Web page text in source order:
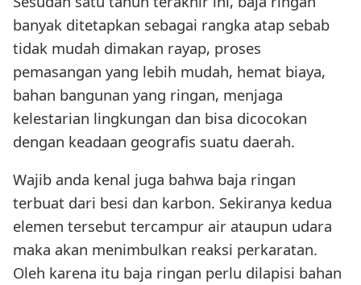
banyak ditetapkan sebagai rangka atap sebab
tidak mudah dimakan rayap, proses
pemasangan yang lebih mudah, hemat biaya,
bahan bangunan yang ringan, menjaga
kelestarian lingkungan dan bisa dicocokan
dengan keadaan geografis suatu daerah.
Wajib anda kenal juga bahwa baja ringan
terbuat dari besi dan karbon. Sekiranya kedua
elemen tersebut tercampur air ataupun udara
maka akan menimbulkan reaksi perkaratan.
Oleh karena itu baja ringan perlu dilapisi bahan